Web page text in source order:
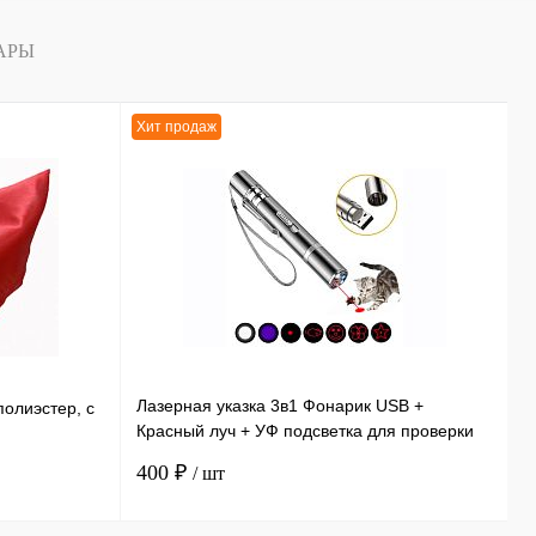
с
Хит продаж
Лазерная указка 3в1 Фонарик USB +
Красный луч + УФ подсветка для проверки
400 ₽ / шт